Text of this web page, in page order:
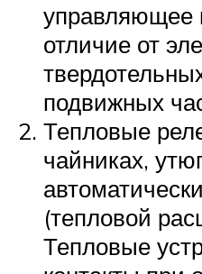
управляющее
отличие от
подвижных
Тепловые
чайниках,
(тепловой
Тепловые